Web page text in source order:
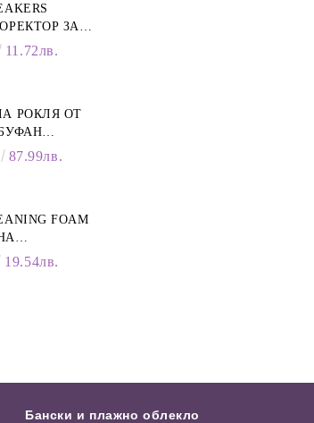
ЗА
75 ML
11.72лв.
РОКЛЯ ОТ
87.99лв.
FOAM
ПЯНА ЗА
19.54лв.
Бански и плажно облекло